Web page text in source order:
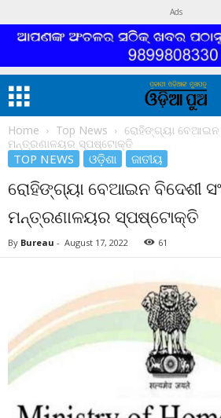
Ads
Home Top News
ରୋହିଙ୍ଗ୍ୟା ବେଆଇନ
ମନ୍ତ୍ରଣାଳୟର ସ୍ପଷ୍ଟୋକ୍ତି
TOP NEWS ଓଡ଼ିଶା ଜାତୀୟ
ରୋହିଙ୍ଗ୍ୟା ବେଆଇନ ବିଦେଶୀ
ମନ୍ତ୍ରଣାଳୟର ସ୍ପଷ୍ଟୋକ୍ତି
By Bureau - August 17, 2022 61